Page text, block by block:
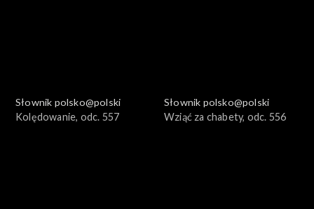
Słownik polsko@polski
Kolędowanie, odc. 557
Słownik polsko@polski
Wziąć za chabety, odc. 556